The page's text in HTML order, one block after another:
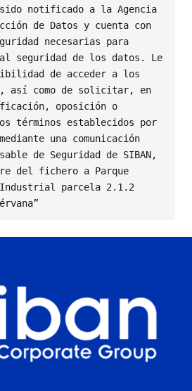
notificado a la Agencia
de Datos y cuenta con
necesarias para
seguridad de los datos. Le
de acceder a los
así como de solicitar, en
oposición o
términos establecidos por
una comunicación
de Seguridad de SIBAN,
del fichero a Parque
Industrial parcela 2.1.2